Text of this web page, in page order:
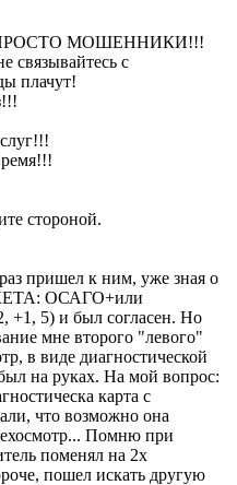
ПРОСТО МОШЕННИКИ!!!
связывайтесь с
плачут!
стороной.
пришел к ним, уже зная о
ОСАГО+или
+1, 5) и был согласен. Но
мне второго "левого"
в виде диагностической
на руках. На мой вопрос:
карта с
что возможно она
Помню при
поменял на 2х
пошел искать другую